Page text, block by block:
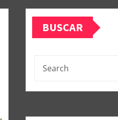
BUSCAR